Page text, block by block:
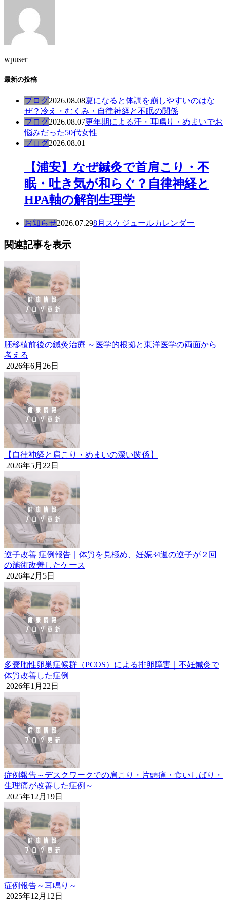
wpuser
最新の投稿
ブログ2026.08.08夏になると体調を崩しやすいのはな
ぜ？冷え・むくみ・自律神経と不眠の関係
ブログ2026.08.07更年期による汗・耳鳴り・めまいでお
悩みだった50代女性
ブログ2026.08.01
【浦安】なぜ鍼灸で首肩こり・不
眠・吐き気が和らぐ？自律神経と
HPA軸の解剖生理学
お知らせ2026.07.298月スケジュールカレンダー
関連記事を表示
胚移植前後の鍼灸治療 ～医学的根拠と東洋医学の両面から
考える
2026年6月26日
【自律神経と肩こり・めまいの深い関係】
2026年5月22日
逆子改善 症例報告｜体質を見極め、妊娠34週の逆子が２回
の施術改善したケース
2026年2月5日
多嚢胞性卵巣症候群（PCOS）による排卵障害｜不妊鍼灸で
体質改善した症例
2026年1月22日
症例報告～デスクワークでの肩こり・片頭痛・食いしばり・
生理痛が改善した症例～
2025年12月19日
症例報告～耳鳴り～
2025年12月12日